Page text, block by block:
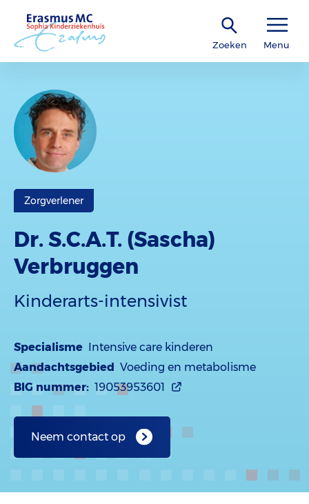
Zoeken Menu
Zorgverlener
Dr. S.C.A.T. (Sascha)
Verbruggen
Kinderarts-intensivist
Specialisme Intensive care kinderen
Aandachtsgebied Voeding en metabolisme
BIG nummer: 19053953601
Neem contact op